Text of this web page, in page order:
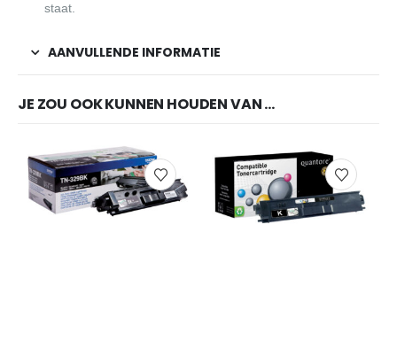
staat.
AANVULLENDE INFORMATIE
JE ZOU OOK KUNNEN HOUDEN VAN …